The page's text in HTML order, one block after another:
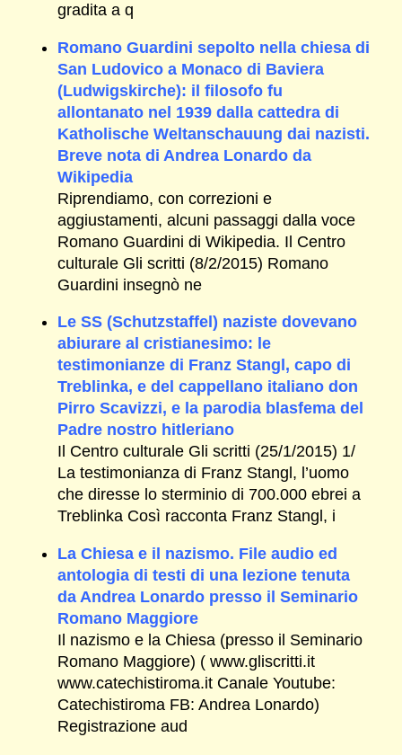
gradita a q
Romano Guardini sepolto nella chiesa di
San Ludovico a Monaco di Baviera
(Ludwigskirche): il filosofo fu
allontanato nel 1939 dalla cattedra di
Katholische Weltanschauung dai nazisti.
Breve nota di Andrea Lonardo da
Wikipedia
Riprendiamo, con correzioni e
aggiustamenti, alcuni passaggi dalla voce
Romano Guardini di Wikipedia. Il Centro
culturale Gli scritti (8/2/2015) Romano
Guardini insegnò ne
Le SS (Schutzstaffel) naziste dovevano
abiurare al cristianesimo: le
testimonianze di Franz Stangl, capo di
Treblinka, e del cappellano italiano don
Pirro Scavizzi, e la parodia blasfema del
Padre nostro hitleriano
Il Centro culturale Gli scritti (25/1/2015) 1/
La testimonianza di Franz Stangl, l’uomo
che diresse lo sterminio di 700.000 ebrei a
Treblinka Così racconta Franz Stangl, i
La Chiesa e il nazismo. File audio ed
antologia di testi di una lezione tenuta
da Andrea Lonardo presso il Seminario
Romano Maggiore
Il nazismo e la Chiesa (presso il Seminario
Romano Maggiore) ( www.gliscritti.it
www.catechistiroma.it Canale Youtube:
Catechistiroma FB: Andrea Lonardo)
Registrazione aud